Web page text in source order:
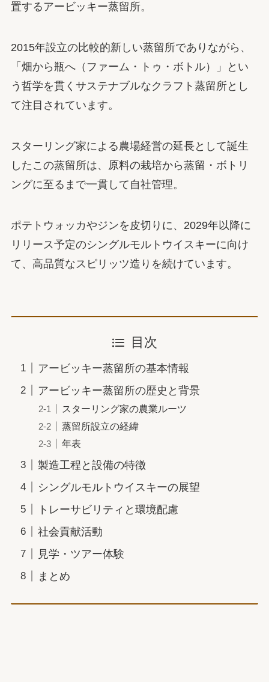
置するアービッキー蒸留所。
2015年設立の比較的新しい蒸留所でありながら、
「畑から瓶へ（ファーム・トゥ・ボトル）」とい
う哲学を貫くサステナブルなクラフト蒸留所とし
て注目されています。
スターリング家による農場経営の延長として誕生
したこの蒸留所は、原料の栽培から蒸留・ボトリ
ングに至るまで一貫して自社管理。
ポテトウォッカやジンを皮切りに、2029年以降に
リリース予定のシングルモルトウイスキーに向け
て、高品質なスピリッツ造りを続けています。
目次
アービッキー蒸留所の基本情報
アービッキー蒸留所の歴史と背景
スターリング家の農業ルーツ
蒸留所設立の経緯
年表
製造工程と設備の特徴
シングルモルトウイスキーの展望
トレーサビリティと環境配慮
社会貢献活動
見学・ツアー体験
まとめ